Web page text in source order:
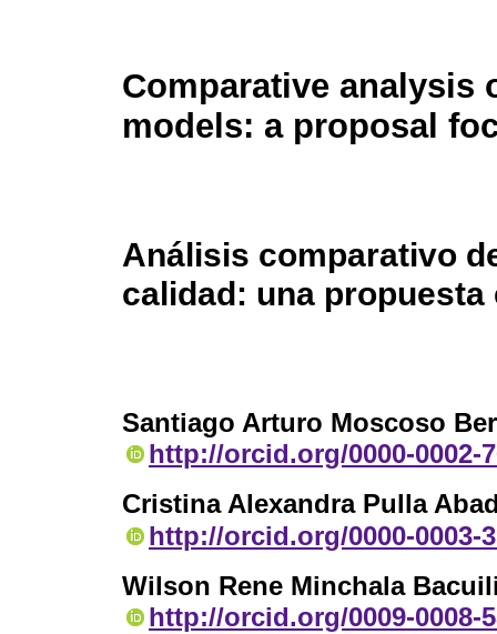
Comparative analysis
models: a proposal
Análisis comparativo
calidad: una
Santiago Arturo Moscoso
http://orcid.org/0000-0002-
Cristina Alexandra Pulla
http://orcid.org/0000-0003-
Wilson Rene Minchala
http://orcid.org/0009-0008-